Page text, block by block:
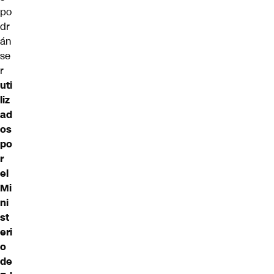
po
dr
án
se
r
uti
liz
ad
os
po
r
el
Mi
ni
st
eri
o
de